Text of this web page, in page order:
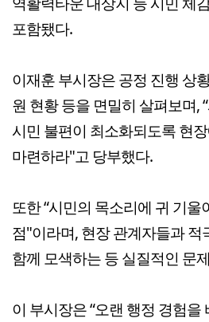
포함됐다.
이재훈 부시장은 공정 진행 상
원 현황 등을 면밀히 살펴보며,
시민 불편이 최소화되도록 현
마련하라"고 당부했다.
또한 “시민의 목소리에 귀 기
점"이라며, 현장 관계자들과
함께 모색하는 등 실질적인 문
이 부시장은 “오랜 행정 경험을